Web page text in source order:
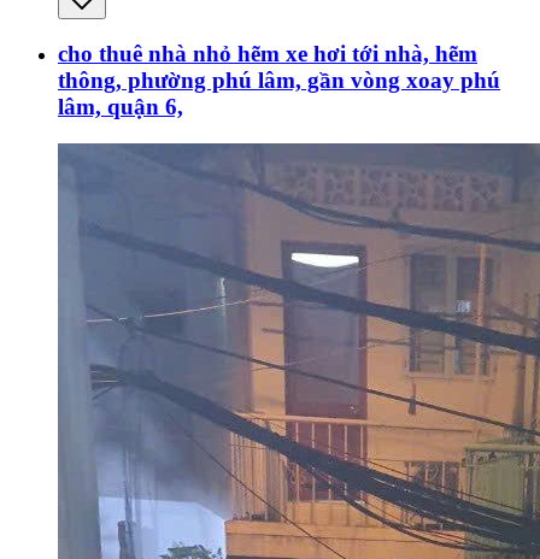
cho thuê nhà nhỏ hẽm xe hơi tới nhà, hẽm
thông, phường phú lâm, gần vòng xoay phú
lâm, quận 6,